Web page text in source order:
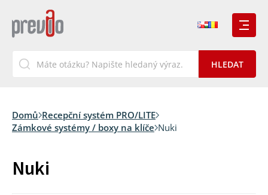
Domů Recepční systém PRO/LITE
Zámkové systémy / boxy na klíče Nuki
Nuki